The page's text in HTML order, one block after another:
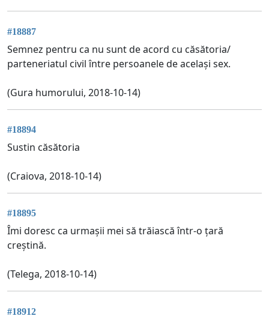
#18887
Semnez pentru ca nu sunt de acord cu căsătoria/
parteneriatul civil între persoanele de același sex.
(Gura humorului, 2018-10-14)
#18894
Sustin căsătoria
(Craiova, 2018-10-14)
#18895
Îmi doresc ca urmașii mei să trăiască într-o țară
creștină.
(Telega, 2018-10-14)
#18912